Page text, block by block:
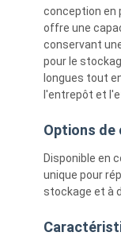
conception en
offre une
conservant
pour le
longues tout
l'entrepôt et
Options
Disponible en
unique pour
stockage et à